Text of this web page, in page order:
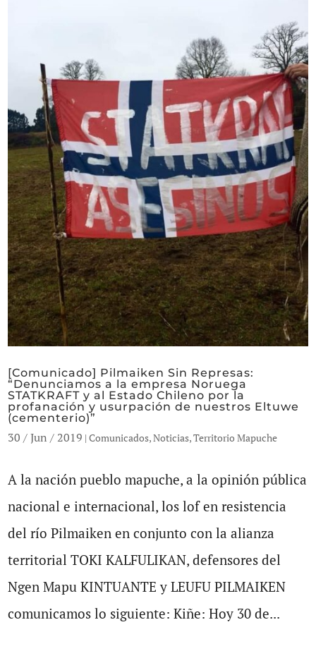
[Comunicado] Pilmaiken Sin Represas:
“Denunciamos a la empresa Noruega
STATKRAFT y al Estado Chileno por la
profanación y usurpación de nuestros Eltuwe
(cementerio)”
30 / Jun / 2019 |Comunicados,Noticias,Territorio Mapuche
A la nación pueblo mapuche, a la opinión pública
nacional e internacional, los lof en resistencia
del río Pilmaiken en conjunto con la alianza
territorial TOKI KALFULIKAN, defensores del
Ngen Mapu KINTUANTE y LEUFU PILMAIKEN
comunicamos lo siguiente: Kiñe: Hoy 30 de...